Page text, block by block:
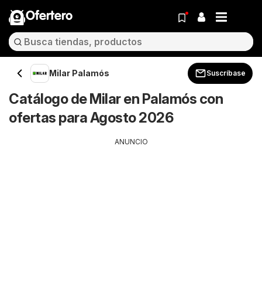
Ofertero
Milar Palamós Suscríbase
Catálogo de Milar en Palamós con
ofertas para Agosto 2026
ANUNCIO